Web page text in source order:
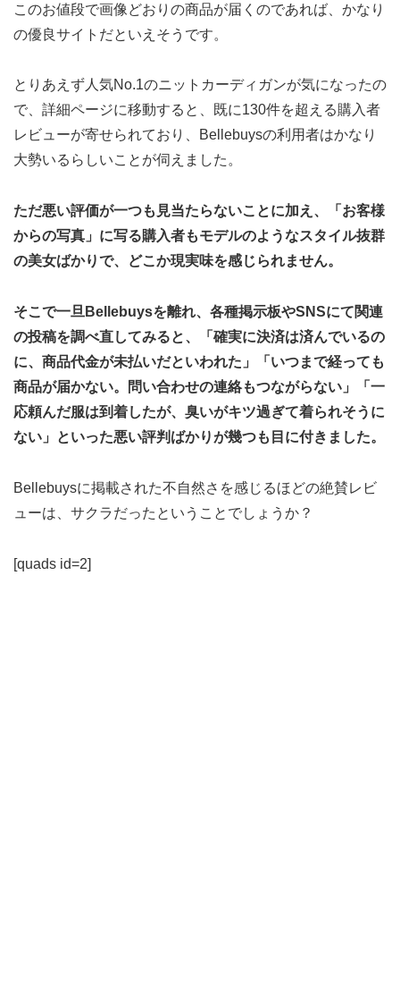
このお値段で画像どおりの商品が届くのであれば、かなり
の優良サイトだといえそうです。
とりあえず人気No.1のニットカーディガンが気になったの
で、詳細ページに移動すると、既に130件を超える購入者
レビューが寄せられており、Bellebuysの利用者はかなり
大勢いるらしいことが伺えました。
ただ悪い評価が一つも見当たらないことに加え、「お客様
からの写真」に写る購入者もモデルのようなスタイル抜群
の美女ばかりで、どこか現実味を感じられません。
そこで一旦Bellebuysを離れ、各種掲示板やSNSにて関連
の投稿を調べ直してみると、「確実に決済は済んでいるの
に、商品代金が未払いだといわれた」「いつまで経っても
商品が届かない。問い合わせの連絡もつながらない」「一
応頼んだ服は到着したが、臭いがキツ過ぎて着られそうに
ない」といった悪い評判ばかりが幾つも目に付きました。
Bellebuysに掲載された不自然さを感じるほどの絶賛レビ
ューは、サクラだったということでしょうか？
[quads id=2]